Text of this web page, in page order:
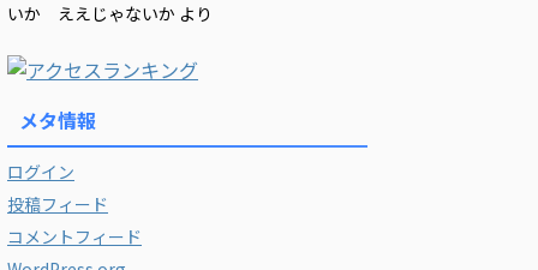
いか ええじゃないか より
メタ情報
ログイン
投稿フィード
コメントフィード